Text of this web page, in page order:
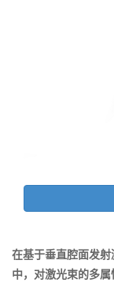
在基于垂直腔面发
中，对激光束的多属